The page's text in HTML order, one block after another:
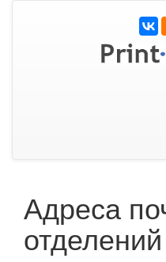
Адреса
отделений